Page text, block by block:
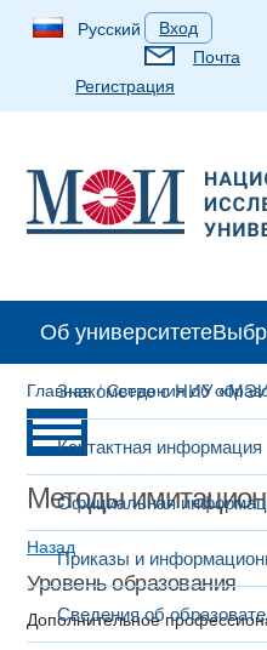
Русский
Вход
Почта
Регистрация
Об университете
Знакомство с НИУ
Контактная информация
Официальная
Приказы и
Сведения об
Главная/Сведения об
Методы
Назад
Уровень образования
Дополнительное